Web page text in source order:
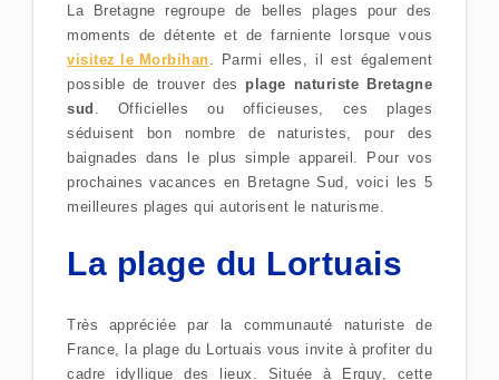
La Bretagne regroupe de belles plages pour des
moments de détente et de farniente lorsque vous
visitez le Morbihan . Parmi elles, il est également
possible de trouver des plage naturiste Bretagne
sud . Officielles ou officieuses, ces plages
séduisent bon nombre de naturistes, pour des
baignades dans le plus simple appareil. Pour vos
prochaines vacances en Bretagne Sud, voici les 5
meilleures plages qui autorisent le naturisme.
La plage du Lortuais
Très appréciée par la communauté naturiste de
France, la plage du Lortuais vous invite à profiter du
cadre idyllique des lieux. Située à Erquy, cette